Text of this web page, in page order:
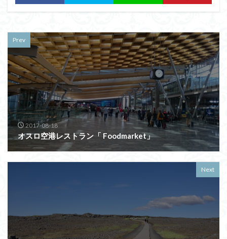
Prev
2017-08-18
オスロ空港レストラン「 Foodmarket」
Next